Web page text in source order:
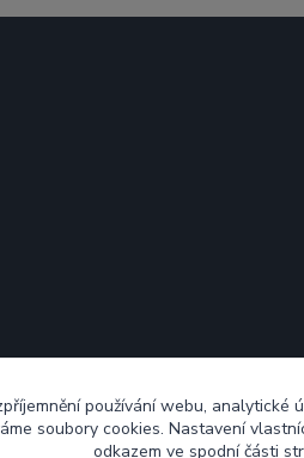
používání webu, analytické
soubory cookies. Nastavení
odkazem ve spodní části